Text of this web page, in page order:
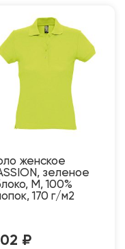
женское
зеленое
M, 100%
170 г/м2
₽